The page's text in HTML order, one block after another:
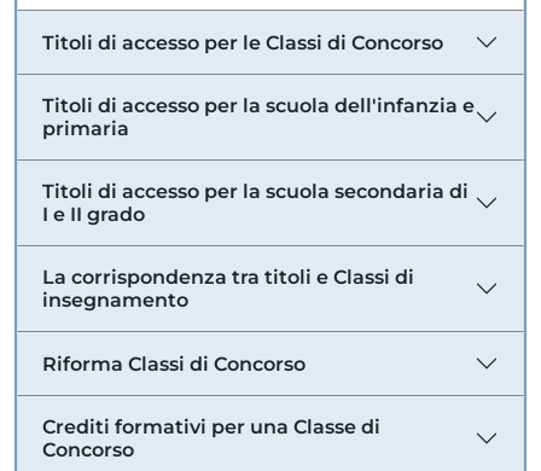
Titoli di accesso per le Classi di Concorso
Titoli di accesso per la scuola dell'infanzia e
primaria
Titoli di accesso per la scuola secondaria di
I e II grado
La corrispondenza tra titoli e Classi di
insegnamento
Riforma Classi di Concorso
Crediti formativi per una Classe di
Concorso